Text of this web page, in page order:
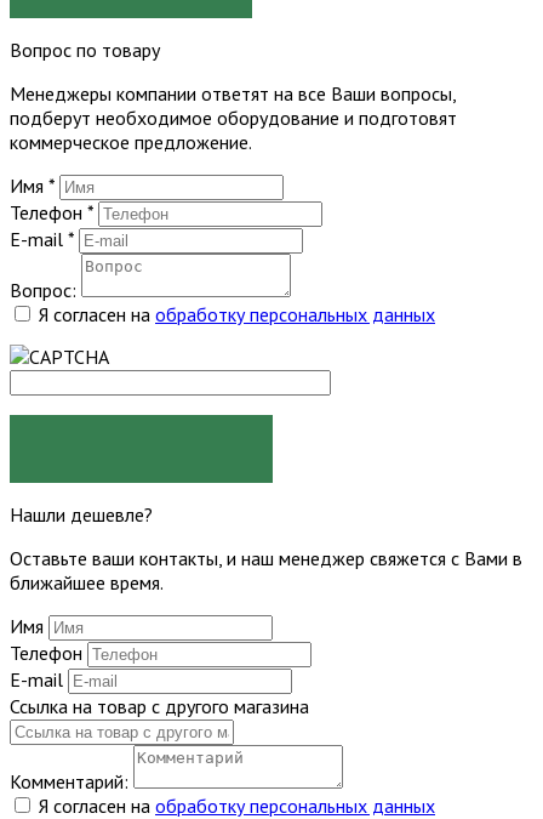
Вопрос по товару
Менеджеры компании ответят на все Ваши вопросы,
подберут необходимое оборудование и подготовят
коммерческое предложение.
Имя *
Телефон *
E-mail *
Вопрос:
Я согласен на обработку персональных данных
Нашли дешевле?
Оставьте ваши контакты, и наш менеджер свяжется с Вами в
ближайшее время.
Имя
Телефон
E-mail
Ссылка на товар с другого магазина
Комментарий:
Я согласен на обработку персональных данных